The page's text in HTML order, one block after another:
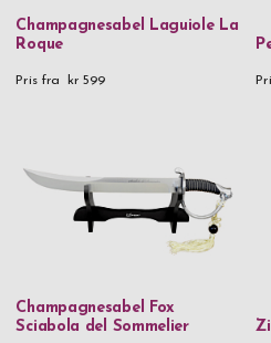
Champagnesabel Laguiole La
Roque
Pris fra kr 599
Champagnesabel Fox
Sciabola del Sommelier